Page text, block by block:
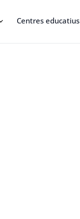
Centres educatius